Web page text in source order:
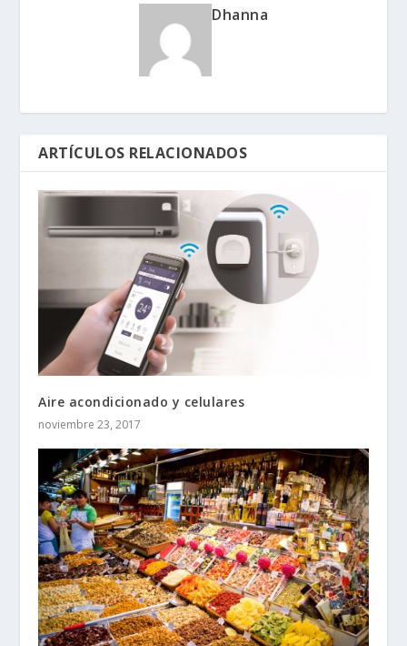
Dhanna
ARTÍCULOS RELACIONADOS
Aire acondicionado y celulares
noviembre 23, 2017